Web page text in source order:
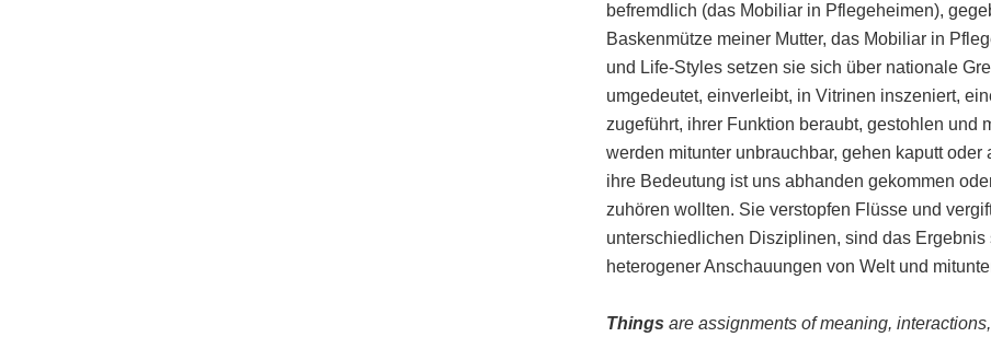
befremdlich (das Mobiliar in Pflegeheimen),
Baskenmütze meiner Mutter, das Mobiliar in
und Life-Styles setzen sie sich über nationale
umgedeutet, einverleibt, in Vitrinen inszeniert,
zugeführt, ihrer Funktion beraubt, gestohlen und
werden mitunter unbrauchbar, gehen kaputt
ihre Bedeutung ist uns abhanden gekommen
zuhören wollten. Sie verstopfen Flüsse und
unterschiedlichen Disziplinen, sind das
heterogener Anschauungen von Welt und
Things are assignments of meaning,